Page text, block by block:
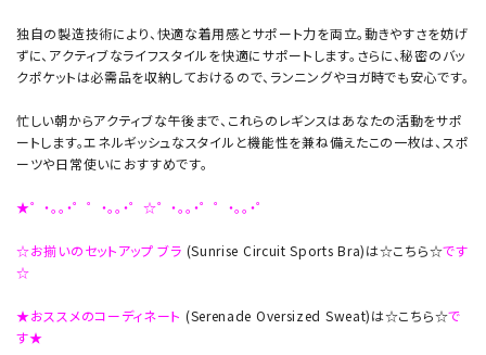
独自の製造技術により、快適な着用感とサポート力を両立。動きやすさを妨げ
ずに、アクティブなライフスタイルを快適にサポートします。さらに、秘密のバッ
クポケットは必需品を収納しておけるので、ランニングやヨガ時でも安心です。
忙しい朝からアクティブな午後まで、これらのレギンスはあなたの活動をサポ
ートします。エネルギッシュなスタイルと機能性を兼ね備えたこの一枚は、スポ
ーツや日常使いにおすすめです。
★゜・。。・゜゜・。。・゜☆゜・。。・゜゜・。。・゜
☆お揃いのセットアップ ブラ (Sunrise Circuit Sports Bra)は☆こちら☆です
☆
★おススメのコーディネート (Serenade Oversized Sweat)は☆こちら☆で
す★